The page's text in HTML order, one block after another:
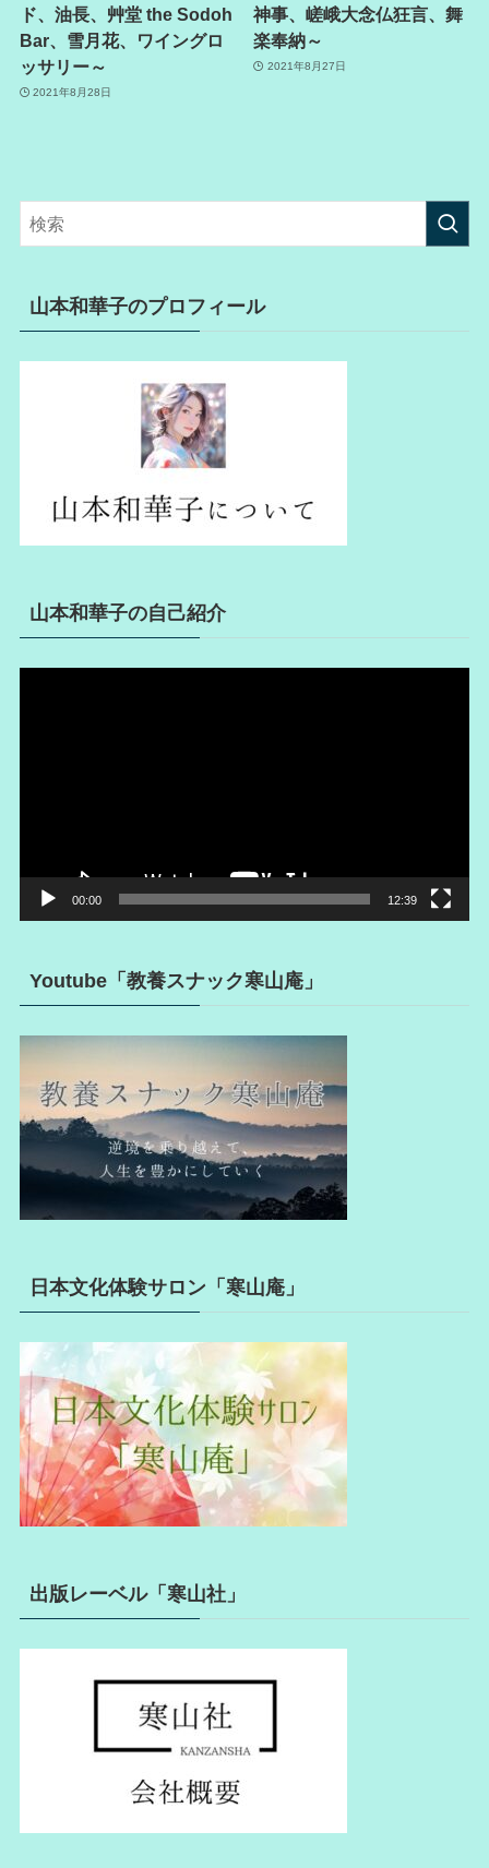
ド、油長、艸堂 the Sodoh
Bar、雪月花、ワイングロ
ッサリー～
2021年8月28日
神事、嵯峨大念仏狂言、舞
楽奉納～
2021年8月27日
山本和華子のプロフィール
山本和華子の自己紹介
00:00 12:39
Youtube「教養スナック寒山庵」
日本文化体験サロン「寒山庵」
出版レーベル「寒山社」